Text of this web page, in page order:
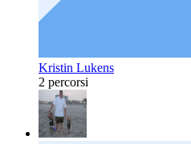
Kristin Lukens
2 percorsi